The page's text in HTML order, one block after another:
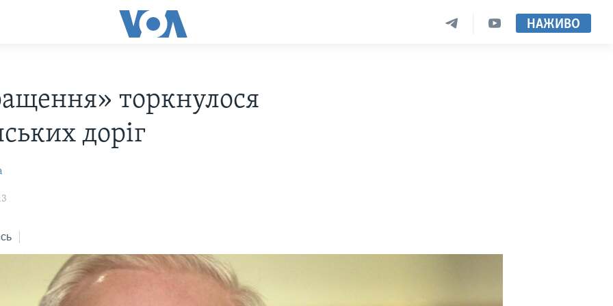
НАЖИВО
торкнулося
доріг